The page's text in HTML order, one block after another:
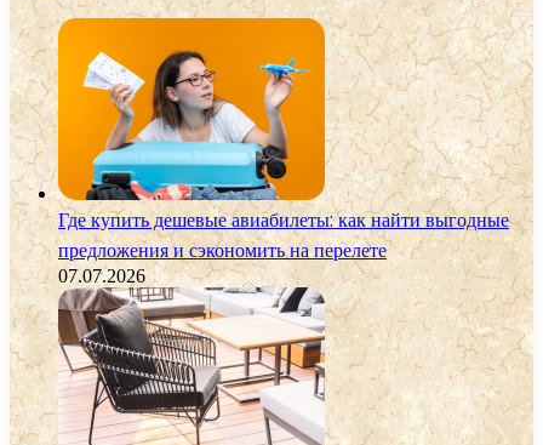
Где купить дешевые авиабилеты: как найти выгодные
предложения и сэкономить на перелете
07.07.2026